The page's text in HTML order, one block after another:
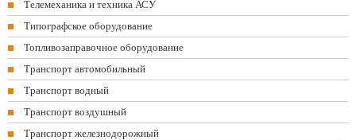
Телемеханика и техника АСУ
Типографское оборудование
Топливозаправочное оборудование
Транспорт автомобильный
Транспорт водный
Транспорт воздушный
Транспорт железнодорожный